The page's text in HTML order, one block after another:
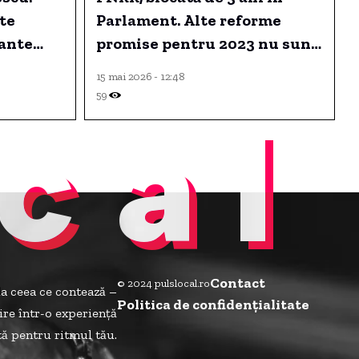
Parlament. Alte reforme
promise pentru 2023 nu sunt
15 mai 2026 - 12:48
59
ceea ce contează –
într-o experiență
pentru ritmul tău.
© 2024 pulslocal.roContact
Politica de confidenţialitate